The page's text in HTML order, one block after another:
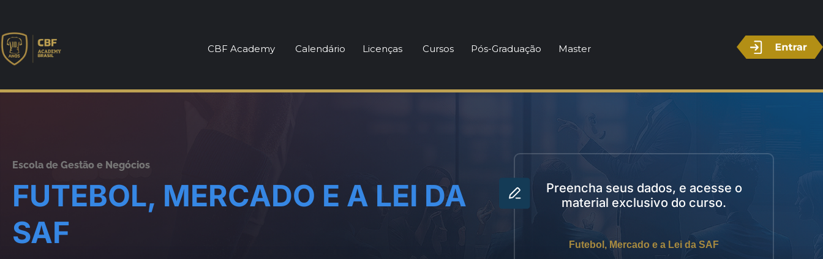
CBF Academy Calendário Licenças Cursos Pós-Graduação Master
Escola de Gestão e Negócios
FUTEBOL, MERCADO E A LEI DA
SAF
Preencha seus dados, e acesse o
material exclusivo do curso.
Futebol, Mercado e a Lei da SAF